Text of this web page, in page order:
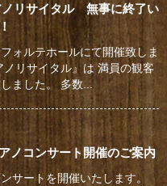
ノリサイタル 無事に終了い
ォルテホールにて開催致しま
ノリサイタル』は 満員の観客
ました。 多数...
ノコンサート開催のご案内
サートを開催いたします。